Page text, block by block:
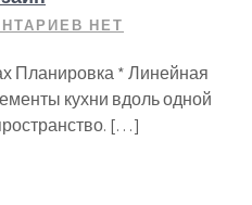
НЕТ
Планировка * Линейная
кухни вдоль одной
[…]